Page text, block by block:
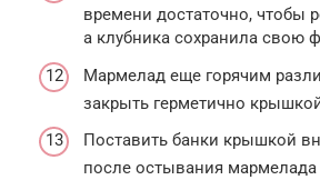
времени достаточно, чтобы
а клубника сохранила свою
Мармелад еще горячим
закрыть герметично
Поставить банки крышкой
после остывания мармелада